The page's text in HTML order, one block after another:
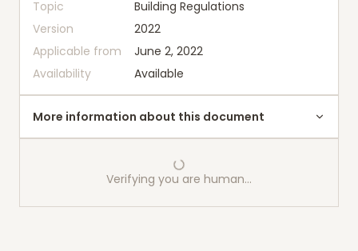
Topic
Building Regulations
Version
2022
Applicable from
June 2, 2022
Availability
Available
More information about this document
Verifying you are human…